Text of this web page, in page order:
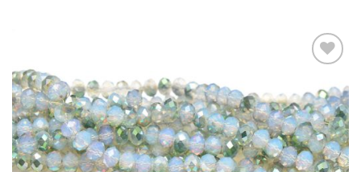
Lägg
till i
önskelistan